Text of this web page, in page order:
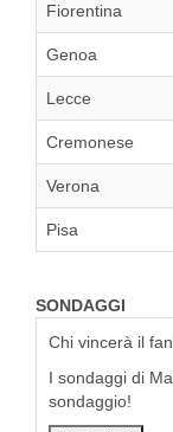
Fiorentina
Genoa
Lecce
Cremonese
Verona
Pisa
SONDAGGI
Chi vincerà il
I sondaggi di
sondaggio!